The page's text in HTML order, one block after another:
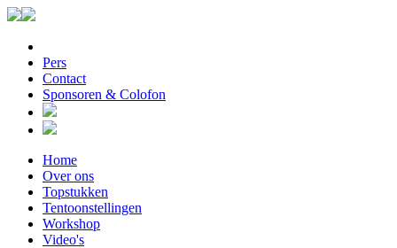
Pers
Contact
Sponsoren & Colofon
Home
Over ons
Topstukken
Tentoonstellingen
Workshop
Video's